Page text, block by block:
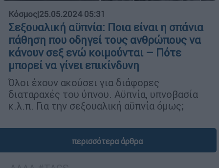
Κόσμος|25.05.2024 05:31
Σεξουαλική αϋπνία: Ποια είναι η σπάνια
πάθηση που οδηγεί τους ανθρώπους να
κάνουν σεξ ενώ κοιμούνται – Πότε
μπορεί να γίνει επικίνδυνη
Όλοι έχουν ακούσει για διάφορες
διαταραχές του ύπνου. Αϋπνία, υπνοβασία
κ.λ.π. Για την σεξουαλική αϋπνία όμως;
περισσότερα άρθρα